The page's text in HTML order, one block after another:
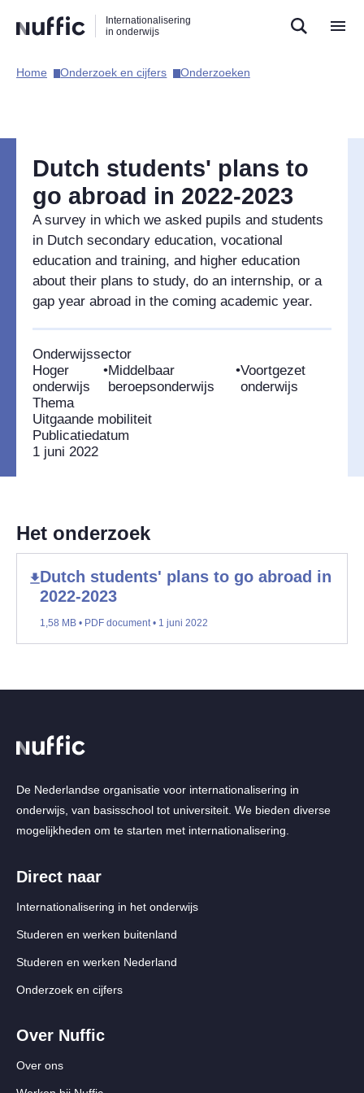
naar
zoekfunctie
naar
hoofdnavigatie
naar
inhoud
Internationalisering
in onderwijs
Hoofdnavigatie
Home​ Onderzoek en cijfers​ Onderzoeken​
Dutch students' plans to
go abroad in 2022-2023
A survey in which we asked pupils and students
in Dutch secondary education, vocational
education and training, and higher education
about their plans to study, do an internship, or a
gap year abroad in the coming academic year.
Onderwijssector
Hoger
onderwijs
•Middelbaar
beroepsonderwijs
•Voortgezet
onderwijs
Thema
Uitgaande mobiliteit
Publicatiedatum
1 juni 2022
Het onderzoek
Dutch students' plans to go abroad in
2022-2023
1,58 MB • PDF document • 1 juni 2022
De Nederlandse organisatie voor internationalisering in
onderwijs, van basisschool tot universiteit. We bieden diverse
mogelijkheden om te starten met internationalisering.
Direct naar
Internationalisering in het onderwijs
Studeren en werken buitenland
Studeren en werken Nederland
Onderzoek en cijfers
Over Nuffic
Over ons